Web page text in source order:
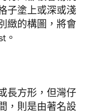
子塗上或深或淺
緻的構圖，將會
。
長方形，但灣仔
，則是由著名設